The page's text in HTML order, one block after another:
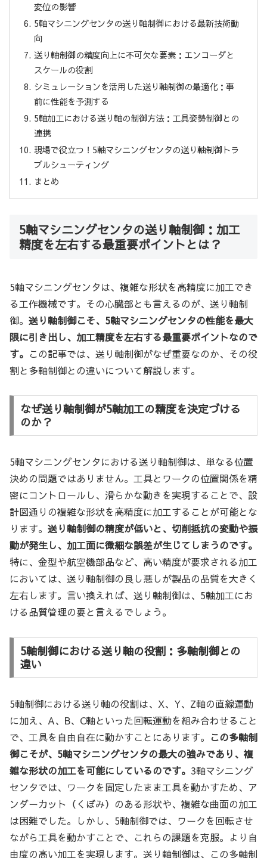
変位の影響
5軸マシニングセンタの送り軸制御における最新技術動
向
送り軸制御の精度向上に不可欠な要素：エンコーダと
スケールの役割
シミュレーションを活用した送り軸制御の最適化：事
前に性能を予測する
5軸加工における送り軸の制御方法：工具姿勢制御との
連携
現場で役立つ！5軸マシニングセンタの送り軸制御トラ
ブルシューティング
まとめ
5軸マシニングセンタの送り軸制御：加工
精度を左右する最重要ポイントとは？
5軸マシニングセンタは、複雑な形状を高精度に加工でき
る工作機械です。その心臓部とも言えるのが、送り軸制
御。 送り軸制御こそ、5軸マシニングセンタの性能を最大
限に引き出し、加工精度を左右する最重要ポイントなので
す。 この記事では、送り軸制御がなぜ重要なのか、その役
割と多軸制御との違いについて解説します。
なぜ送り軸制御が5軸加工の精度を決定づける
のか？
5軸マシニングセンタにおける送り軸制御は、単なる位置
決めの問題ではありません。工具とワークの位置関係を精
密にコントロールし、滑らかな動きを実現することで、設
計図通りの複雑な形状を高精度に加工することが可能とな
ります。 送り軸制御の精度が低いと、切削抵抗の変動や振
動が発生し、加工面に微細な誤差が生じてしまうのです。
特に、金型や航空機部品など、高い精度が要求される加工
においては、送り軸制御の良し悪しが製品の品質を大きく
左右します。言い換えれば、送り軸制御は、5軸加工にお
ける品質管理の要と言えるでしょう。
5軸制御における送り軸の役割：多軸制御との
違い
5軸制御における送り軸の役割は、X、Y、Z軸の直線運動
に加え、A、B、C軸といった回転運動を組み合わせること
で、工具を自由自在に動かすことにあります。 この多軸制
御こそが、5軸マシニングセンタの最大の強みであり、複
雑な形状の加工を可能にしているのです。 3軸マシニング
センタでは、ワークを固定したまま工具を動かすため、ア
ンダーカット（くぼみ）のある形状や、複雑な曲面の加工
は困難でした。しかし、5軸制御では、ワークを回転させ
ながら工具を動かすことで、これらの課題を克服。より自
由度の高い加工を実現します。送り軸制御は、この多軸制